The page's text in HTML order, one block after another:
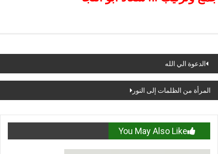
Post
navigation
الدعوة الي الله
المرأة من الظلمات إلى النور
You May Also Like